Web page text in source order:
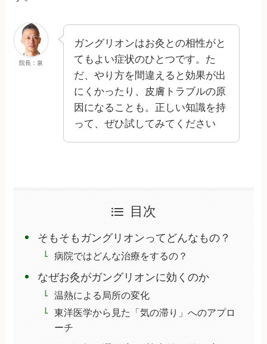
院長：泉
ガングリオンはお灸との相性がと
てもよい症状のひとつです。た
だ、やり方を間違えると効果が出
にくかったり、皮膚トラブルの原
因になることも。正しい知識を持
って、ぜひ試してみてください
目次
そもそもガングリオンってどんなもの？
病院ではどんな治療をするの？
なぜお灸がガングリオンに効くのか
温熱による局所の変化
東洋医学から見た「気の滞り」へのアプロ
ーチ